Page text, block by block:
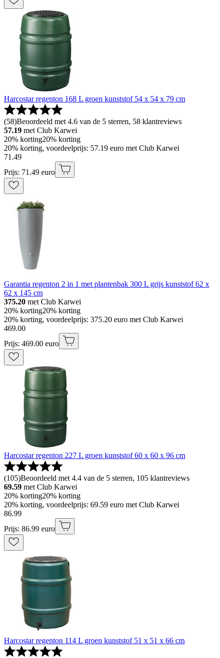
Harcostar regenton 168 L groen kunststof 54 x 54 x 79 cm
(58)Beoordeeld met 4.6 van de 5 sterren, 58 klantreviews
57.19 met Club Karwei
20% korting20% korting
20% korting, voordeelprijs: 57.19 euro met Club Karwei
71 .49
Prijs: 71.49 euro
Garantia regenton 2 in 1 met plantenbak 300 L grijs kunststof 62 x
62 x 145 cm
375.20 met Club Karwei
20% korting20% korting
20% korting, voordeelprijs: 375.20 euro met Club Karwei
469.00
Prijs: 469.00 euro
Harcostar regenton 227 L groen kunststof 60 x 60 x 96 cm
(105)Beoordeeld met 4.4 van de 5 sterren, 105 klantreviews
69.59 met Club Karwei
20% korting20% korting
20% korting, voordeelprijs: 69.59 euro met Club Karwei
86.99
Prijs: 86.99 euro
Harcostar regenton 114 L groen kunststof 51 x 51 x 66 cm